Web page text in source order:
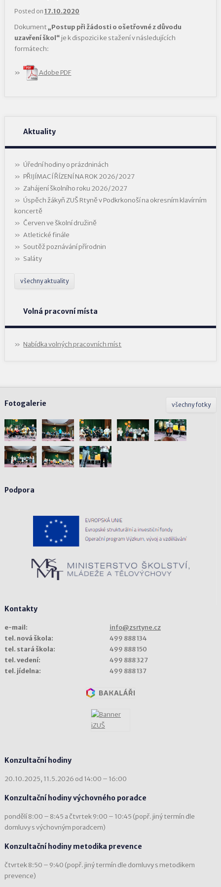
Posted on 17.10.2020
Dokument„Postup při žádosti o ošetřovné z důvodu
uzavření škol“ je k dispozici ke stažení v následujících
formátech:
Adobe PDF
Aktuality
Úřední hodiny o prázdninách
PŘIJÍMACÍ ŘÍZENÍ NA ROK 2026/2027
Zahájení školního roku 2026/2027
Úspěch žákyň ZUŠ Rtyně v Podkrkonoší na okresním klavírním
koncertě
Červen ve školní družině
Atletické finále
Soutěž poznávání přírodnin
Saláty
všechny aktuality
Volná pracovní místa
Nabídka volných pracovních míst
všechny fotky
Fotogalerie
Podpora
Kontakty
e-mail:
info@zsrtyne.cz
tel. nová škola:
499 888 134
tel. stará škola:
499 888 150
tel. vedení:
499 888 327
tel. jídelna:
499 888 137
Konzultační hodiny
20.10.2025, 11.5.2026 od 14:00 – 16:00
Konzultační hodiny výchovného poradce
pondělí 8:00 – 8:45 a čtvrtek 9:00 – 10:45 (popř. jiný termín dle
domluvy s výchovným poradcem)
Konzultační hodiny metodika prevence
čtvrtek 8:50 – 9:40 (popř. jiný termín dle domluvy s metodikem
prevence)